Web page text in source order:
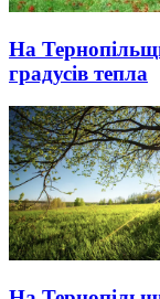
На
градусів тепла